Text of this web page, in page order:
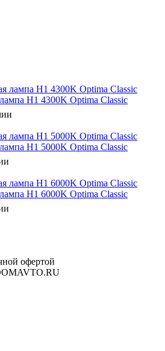
H1 4300K Optima Classic
H1 5000K Optima Classic
H1 6000K Optima Classic
офертой